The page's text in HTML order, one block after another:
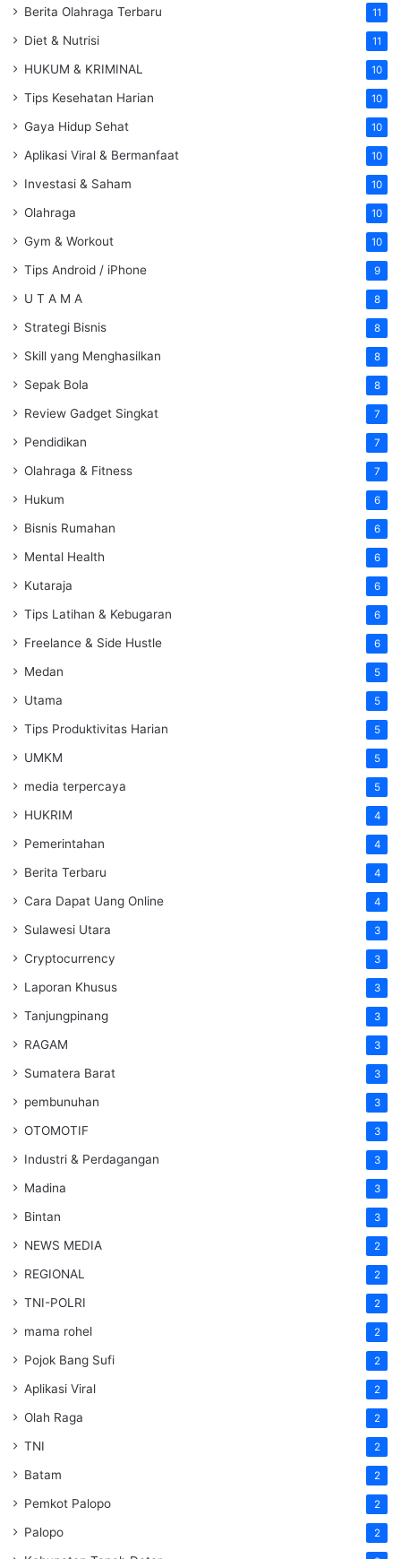
Berita Olahraga Terbaru 11
Diet & Nutrisi 11
HUKUM & KRIMINAL 10
Tips Kesehatan Harian 10
Gaya Hidup Sehat 10
Aplikasi Viral & Bermanfaat 10
Investasi & Saham 10
Olahraga 10
Gym & Workout 10
Tips Android / iPhone 9
U T A M A 8
Strategi Bisnis 8
Skill yang Menghasilkan 8
Sepak Bola 8
Review Gadget Singkat 7
Pendidikan 7
Olahraga & Fitness 7
Hukum 6
Bisnis Rumahan 6
Mental Health 6
Kutaraja 6
Tips Latihan & Kebugaran 6
Freelance & Side Hustle 6
Medan 5
Utama 5
Tips Produktivitas Harian 5
UMKM 5
media terpercaya 5
HUKRIM 4
Pemerintahan 4
Berita Terbaru 4
Cara Dapat Uang Online 4
Sulawesi Utara 3
Cryptocurrency 3
Laporan Khusus 3
Tanjungpinang 3
RAGAM 3
Sumatera Barat 3
pembunuhan 3
OTOMOTIF 3
Industri & Perdagangan 3
Madina 3
Bintan 3
NEWS MEDIA 2
REGIONAL 2
TNI-POLRI 2
mama rohel 2
Pojok Bang Sufi 2
Aplikasi Viral 2
Olah Raga 2
TNI 2
Batam 2
Pemkot Palopo 2
Palopo 2